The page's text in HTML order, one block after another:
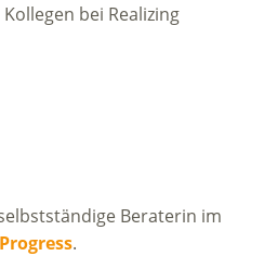
bei Realizing
Beraterin im
.